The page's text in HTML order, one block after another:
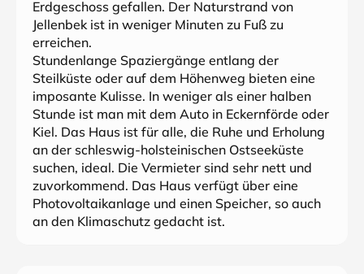
Erdgeschoss gefallen. Der Naturstrand von
Jellenbek ist in weniger Minuten zu Fuß zu
erreichen.
Stundenlange Spaziergänge entlang der
Steilküste oder auf dem Höhenweg bieten eine
imposante Kulisse. In weniger als einer halben
Stunde ist man mit dem Auto in Eckernförde oder
Kiel. Das Haus ist für alle, die Ruhe und Erholung
an der schleswig-holsteinischen Ostseeküste
suchen, ideal. Die Vermieter sind sehr nett und
zuvorkommend. Das Haus verfügt über eine
Photovoltaikanlage und einen Speicher, so auch
an den Klimaschutz gedacht ist.